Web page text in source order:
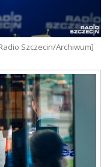
Szczecin/Archiwum]